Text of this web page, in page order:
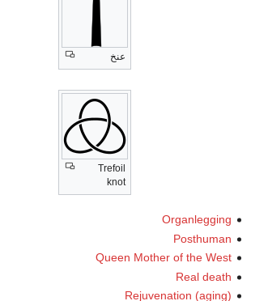
عنخ
Trefoil
knot
Organlegging
Posthuman
Queen Mother of the West
Real death
Rejuvenation (aging)